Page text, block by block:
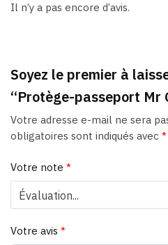
Il n’y a pas encore d’avis.
Soyez le premier à
“Protège-passeport Mr
Votre adresse e-mail ne sera
obligatoires sont indiqués avec *
Votre note *
Votre avis *